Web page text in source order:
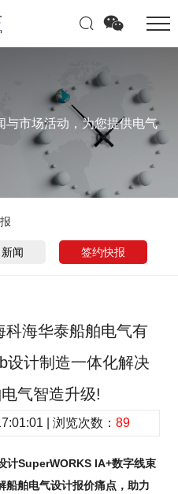
与市场活动，为您提供电气
闻 签约快报
科海华泰船舶电气有
设计制造一体化解决
气智造升级!
| 浏览次数： 89
计SuperWORKS IA+数字线束
舶电气设计报价痛点，助力